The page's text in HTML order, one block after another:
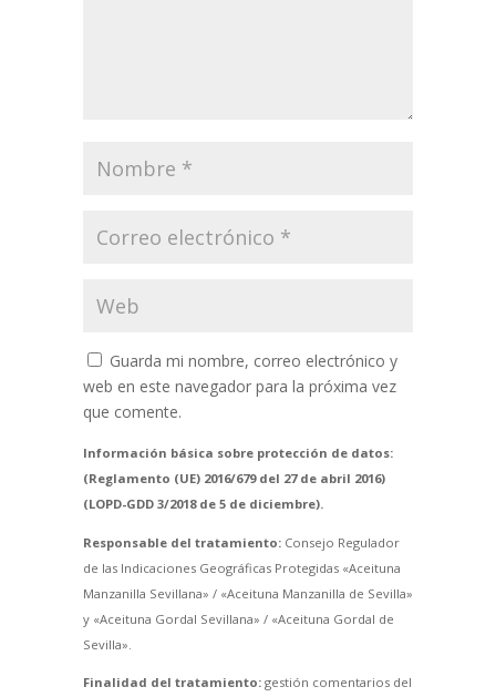
Guarda mi nombre, correo electrónico y
web en este navegador para la próxima vez
que comente.
Información básica sobre protección de datos:
(Reglamento (UE) 2016/679 del 27 de abril 2016)
(LOPD-GDD 3/2018 de 5 de diciembre).
Responsable del tratamiento:Consejo Regulador
de las Indicaciones Geográficas Protegidas «Aceituna
Manzanilla Sevillana» / «Aceituna Manzanilla de Sevilla»
y «Aceituna Gordal Sevillana» / «Aceituna Gordal de
Sevilla».
Finalidad del tratamiento:gestión comentarios del